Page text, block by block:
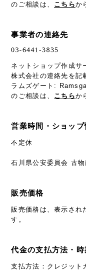
のご相談は、 こちらか
事業者の連絡先
ネットショップ作成
株式会社の連絡先を記
ラムズゲート:
のご相談は、 こちらか
営業時間・ショッ
不定休
石川県公安委員会 古
販売価格
販売価格は、表示され
す。
代金の支払方法・時
支払方法：クレジット